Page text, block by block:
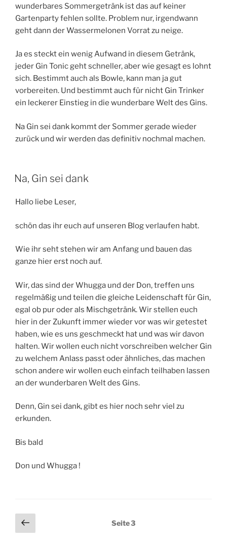
wunderbares Sommergetränk ist das auf keiner
Gartenparty fehlen sollte. Problem nur, irgendwann
geht dann der Wassermelonen Vorrat zu neige.
Ja es steckt ein wenig Aufwand in diesem Getränk,
jeder Gin Tonic geht schneller, aber wie gesagt es lohnt
sich. Bestimmt auch als Bowle, kann man ja gut
vorbereiten. Und bestimmt auch für nicht Gin Trinker
ein leckerer Einstieg in die wunderbare Welt des Gins.
Na Gin sei dank kommt der Sommer gerade wieder
zurück und wir werden das definitiv nochmal machen.
Na, Gin sei dank
Hallo liebe Leser,
schön das ihr euch auf unseren Blog verlaufen habt.
Wie ihr seht stehen wir am Anfang und bauen das
ganze hier erst noch auf.
Wir, das sind der Whugga und der Don, treffen uns
regelmäßig und teilen die gleiche Leidenschaft für Gin,
egal ob pur oder als Mischgetränk. Wir stellen euch
hier in der Zukunft immer wieder vor was wir getestet
haben, wie es uns geschmeckt hat und was wir davon
halten. Wir wollen euch nicht vorschreiben welcher Gin
zu welchem Anlass passt oder ähnliches, das machen
schon andere wir wollen euch einfach teilhaben lassen
an der wunderbaren Welt des Gins.
Denn, Gin sei dank, gibt es hier noch sehr viel zu
erkunden.
Bis bald
Don und Whugga !
Seitennummerierung
der
Vorherige
Seite
Seite3